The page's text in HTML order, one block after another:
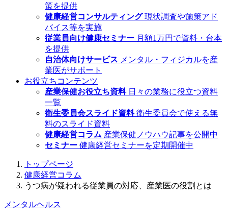
策を提供
健康経営コンサルティング現状調査や施策アド
バイス等を実施
従業員向け健康セミナー 月額1万円で資料・台本
を提供
自治体向けサービス メンタル・フィジカルを産
業医がサポート
お役立ちコンテンツ
産業保健お役立ち資料日々の業務に役立つ資料
一覧
衛生委員会スライド資料衛生委員会で使える無
料のスライド資料
健康経営コラム 産業保健ノウハウ記事を公開中
セミナー 健康経営セミナーを定期開催中
トップページ
健康経営コラム
うつ病が疑われる従業員の対応、産業医の役割とは
メンタルヘルス